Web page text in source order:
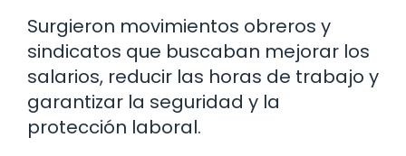
Surgieron movimientos obreros y
sindicatos que buscaban mejorar los
salarios, reducir las horas de trabajo y
garantizar la seguridad y la
protección laboral.